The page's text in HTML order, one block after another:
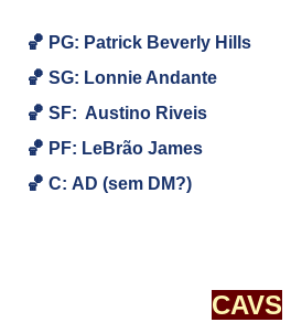
🏀 PG: Patrick Beverly Hills
🏀 SG: Lonnie Andante
🏀 SF: Austino Riveis
🏀 PF: LeBrão James
🏀 C: AD (sem DM?)
CAVS